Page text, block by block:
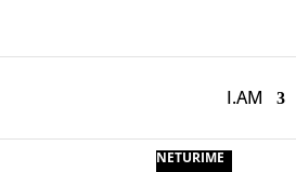
I.AM
NETURIME
NETURIME
NETURIME